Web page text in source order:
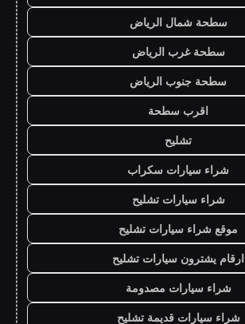
سطحة شمال الرياض
سطحة غرب الرياض
سطحة جنوب الرياض
اقرب سطحة
تشليح
شراء سيارات سكراب
شراء سيارات تشليح
موقع شراء سيارات تشليح
ارقام يشترون سيارات تشليح
شراء سيارات مصدومة
شراء سيارات قديمة تشليح